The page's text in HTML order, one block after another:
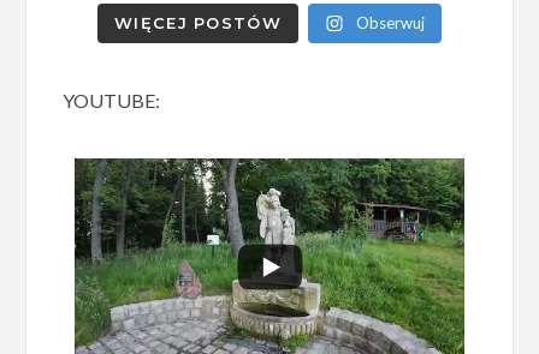
WIĘCEJ POSTÓW Obserwuj
YOUTUBE: